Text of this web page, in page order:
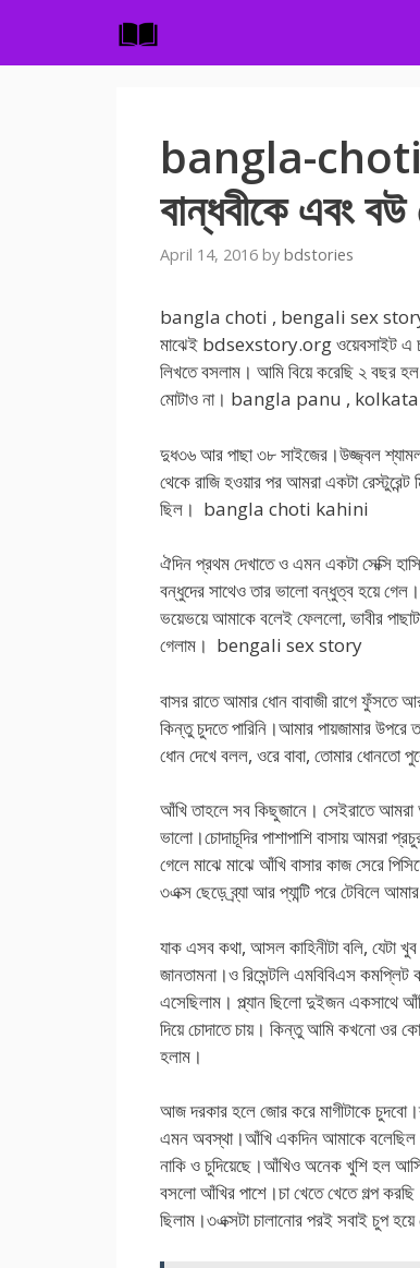
content
bangla-choti
বান্ধবীকে এবং
April 14, 2016 by bdstories
bangla choti , bengali sex story ,
মাঝেই bdsexstory.org ওয়েবসাইট এ চটি
লিখতে বসলাম। আমি বিয়ে করেছি ২ বছর
মোটাও না। bangla panu ,
দুধ৩৬ আর পাছা ৩৮ সাইজের।উজ্জ্বল
থেকে রাজি হওয়ার পর আমরা একটা
ছিল। bangla choti kahini
ঐদিন প্রথম দেখাতে ও এমন একটা সেক্সি
বন্ধুদের সাথেও তার ভালো বন্ধুত্ব হয়ে
ভয়েভয়ে আমাকে বলেই ফেললো, ভাবীর
গেলাম। bengali sex story
বাসর রাতে আমার ধোন বাবাজী রাগে ফুঁসতে
কিন্তু চুদতে পারিনি।আমার পায়জামার উপরে
ধোন দেখে বলল, ওরে বাবা, তোমার ধোনতো
আঁখি তাহলে সব কিছুজানে। সেইরাতে আমরা
ভালো।চোদাচূদির পাশাপাশি বাসায় আমরা
গেলে মাঝে মাঝে আঁখি বাসার কাজ সেরে
৩এক্স ছেড়ে ব্র্যা আর প্যান্টি পরে
যাক এসব কথা, আসল কাহিনীটা বলি, যেটা
জানতামনা।ও রিসেন্টলি এমবিবিএস
এসেছিলাম। প্ল্যান ছিলো দুইজন একসাথে
দিয়ে চোদাতে চায়। কিন্তু আমি কখনো ওর
হলাম।
আজ দরকার হলে জোর করে মাগীটাকে
এমন অবস্থা।আঁখি একদিন আমাকে বলেছিল
নাকি ও চুদিয়েছে।আঁখিও অনেক খুশি হল
বসলো আঁখির পাশে।চা খেতে খেতে গল্প
ছিলাম।৩এক্সটা চালানোর পরই সবাই